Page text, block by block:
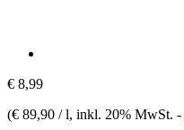
€ 8,99
(€ 89,90 / l, inkl. 20% MwSt. -